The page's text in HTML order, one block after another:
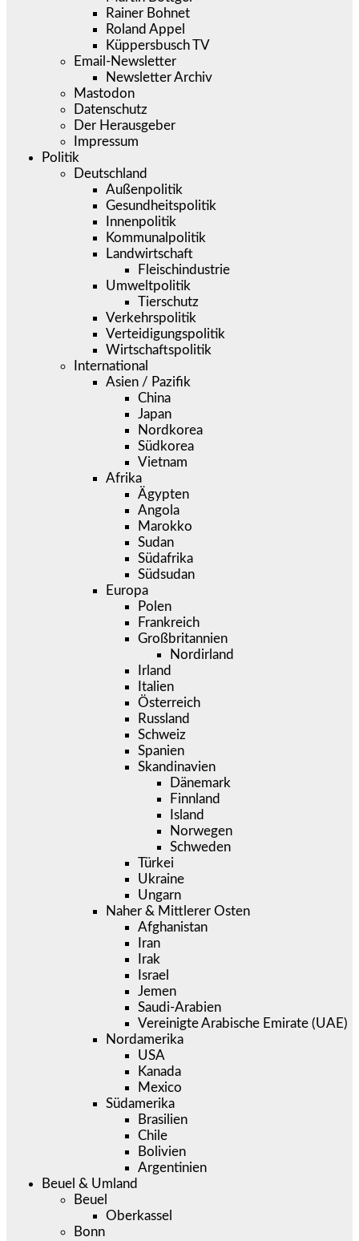
Rainer Bohnet
Roland Appel
Küppersbusch TV
Email-Newsletter
Newsletter Archiv
Mastodon
Datenschutz
Der Herausgeber
Impressum
Politik
Deutschland
Außenpolitik
Gesundheitspolitik
Innenpolitik
Kommunalpolitik
Landwirtschaft
Fleischindustrie
Umweltpolitik
Tierschutz
Verkehrspolitik
Verteidigungspolitik
Wirtschaftspolitik
International
Asien / Pazifik
China
Japan
Nordkorea
Südkorea
Vietnam
Afrika
Ägypten
Angola
Marokko
Sudan
Südafrika
Südsudan
Europa
Polen
Frankreich
Großbritannien
Nordirland
Irland
Italien
Österreich
Russland
Schweiz
Spanien
Skandinavien
Dänemark
Finnland
Island
Norwegen
Schweden
Türkei
Ukraine
Ungarn
Naher & Mittlerer Osten
Afghanistan
Iran
Irak
Israel
Jemen
Saudi-Arabien
Vereinigte Arabische Emirate (UAE)
Nordamerika
USA
Kanada
Mexico
Südamerika
Brasilien
Chile
Bolivien
Argentinien
Beuel & Umland
Beuel
Oberkassel
Bonn